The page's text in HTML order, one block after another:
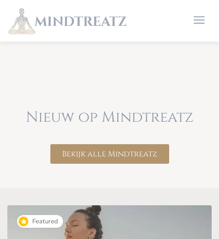
Nieuw op Mindtreatz
Bekijk alle Mindtreatz
Featured